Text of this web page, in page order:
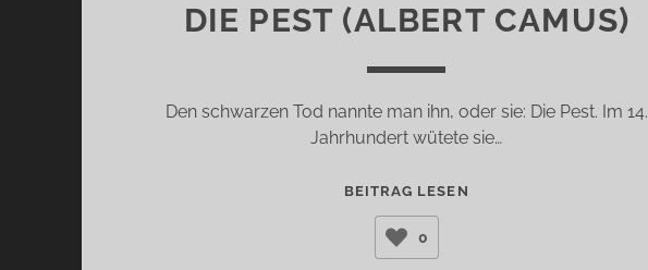
DIE PEST (ALBERT CAMUS)
Den schwarzen Tod nannte man ihn, oder sie: Die Pest. Im 14.
Jahrhundert wütete sie…
BEITRAG LESEN
0